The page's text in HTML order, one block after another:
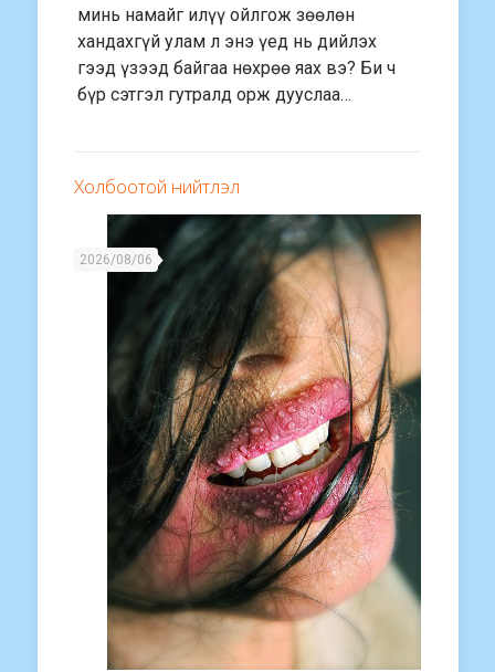
минь намайг илүү ойлгож зөөлөн
хандахгүй улам л энэ үед нь дийлэх
гээд үзээд байгаа нөхрөө яах вэ? Би ч
бүр сэтгэл гутралд орж дууслаа…
Холбоотой нийтлэл
2026/08/06